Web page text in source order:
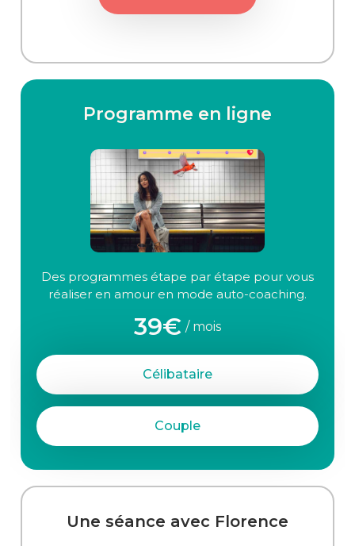
Programme en ligne
Des programmes étape par étape pour vous
réaliser en amour en mode auto-coaching.
39€ / mois
Célibataire
Couple
Une séance avec Florence